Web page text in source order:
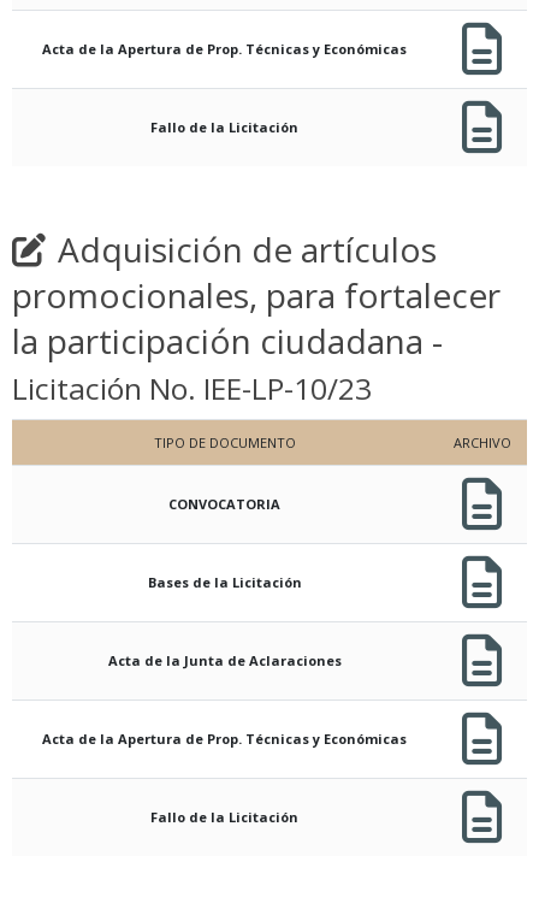
Acta de la Apertura de Prop. Técnicas y Económicas
Fallo de la Licitación
Adquisición de artículos
promocionales, para fortalecer
la participación ciudadana -
Licitación No. IEE-LP-10/23
TIPO DE DOCUMENTO ARCHIVO
CONVOCATORIA
Bases de la Licitación
Acta de la Junta de Aclaraciones
Acta de la Apertura de Prop. Técnicas y Económicas
Fallo de la Licitación